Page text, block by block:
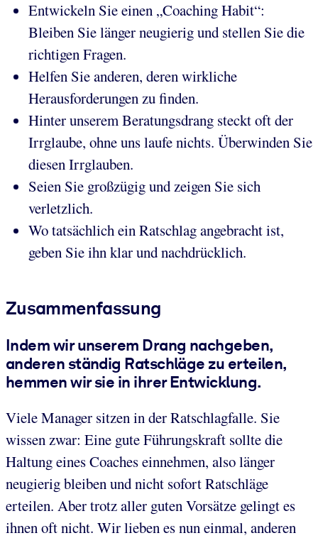
Entwickeln Sie einen „Coaching Habit“:
Bleiben Sie länger neugierig und stellen Sie die
richtigen Fragen.
Helfen Sie anderen, deren wirkliche
Herausforderungen zu finden.
Hinter unserem Beratungsdrang steckt oft der
Irrglaube, ohne uns laufe nichts. Überwinden Sie
diesen Irrglauben.
Seien Sie großzügig und zeigen Sie sich
verletzlich.
Wo tatsächlich ein Ratschlag angebracht ist,
geben Sie ihn klar und nachdrücklich.
Zusammenfassung
Indem wir unserem Drang nachgeben,
anderen ständig Ratschläge zu erteilen,
hemmen wir sie in ihrer Entwicklung.
Viele Manager sitzen in der Ratschlagfalle. Sie
wissen zwar: Eine gute Führungskraft sollte die
Haltung eines Coaches einnehmen, also länger
neugierig bleiben und nicht sofort Ratschläge
erteilen. Aber trotz aller guten Vorsätze gelingt es
ihnen oft nicht. Wir lieben es nun einmal, anderen